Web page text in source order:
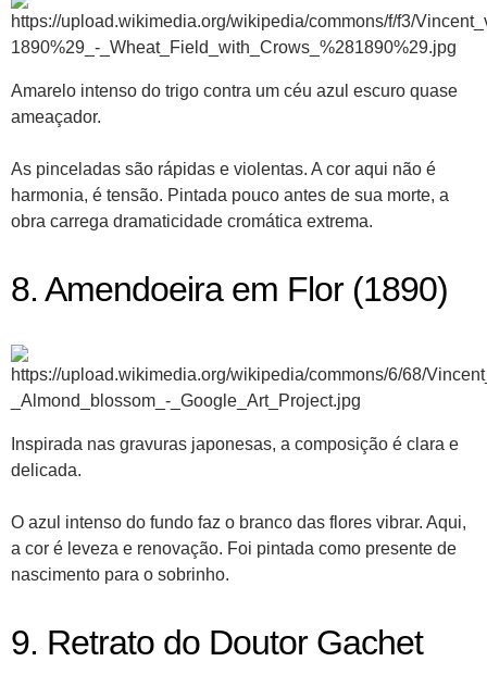
Amarelo intenso do trigo contra um céu azul escuro quase
ameaçador.
As pinceladas são rápidas e violentas. A cor aqui não é
harmonia, é tensão. Pintada pouco antes de sua morte, a
obra carrega dramaticidade cromática extrema.
8. Amendoeira em Flor (1890)
Inspirada nas gravuras japonesas, a composição é clara e
delicada.
O azul intenso do fundo faz o branco das flores vibrar. Aqui,
a cor é leveza e renovação. Foi pintada como presente de
nascimento para o sobrinho.
9. Retrato do Doutor Gachet